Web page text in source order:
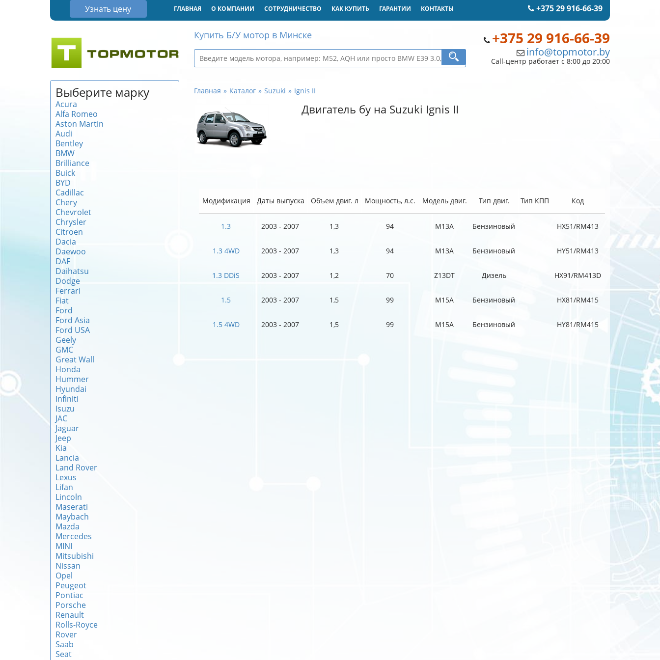
Узнать цену +375 29 916-66-39
ГЛАВНАЯ О КОМПАНИИ СОТРУДНИЧЕСТВО КАК КУПИТЬ ГАРАНТИИ КОНТАКТЫ
+375 29 916-66-39
info@topmotor.by
Call-центр работает с 8:00 до 20:00
Купить Б/У мотор в Минске
Выберите марку
Acura
Alfa Romeo
Aston Martin
Audi
Bentley
BMW
Brilliance
Buick
BYD
Cadillac
Chery
Chevrolet
Chrysler
Citroen
Dacia
Daewoo
DAF
Daihatsu
Dodge
Ferrari
Fiat
Ford
Ford Asia
Ford USA
Geely
GMC
Great Wall
Honda
Hummer
Hyundai
Infiniti
Isuzu
JAC
Jaguar
Jeep
Kia
Lancia
Land Rover
Lexus
Lifan
Lincoln
Maserati
Maybach
Mazda
Mercedes
MINI
Mitsubishi
Nissan
Opel
Peugeot
Pontiac
Porsche
Renault
Rolls-Royce
Rover
Saab
Seat
Главная Каталог Suzuki Ignis II
Двигатель бу на Suzuki Ignis II
Модификация Даты выпуска Объем двиг. л Мощность, л.с. Модель двиг. Тип двиг. Тип КПП Код
1.3 2003 - 2007 1,3 94 M13A Бензиновый HX51/RM413
1.3 4WD 2003 - 2007 1,3 94 M13A Бензиновый HY51/RM413
1.3 DDiS 2003 - 2007 1,2 70 Z13DT Дизель HX91/RM413D
1.5 2003 - 2007 1,5 99 M15A Бензиновый HX81/RM415
1.5 4WD 2003 - 2007 1,5 99 M15A Бензиновый HY81/RM415